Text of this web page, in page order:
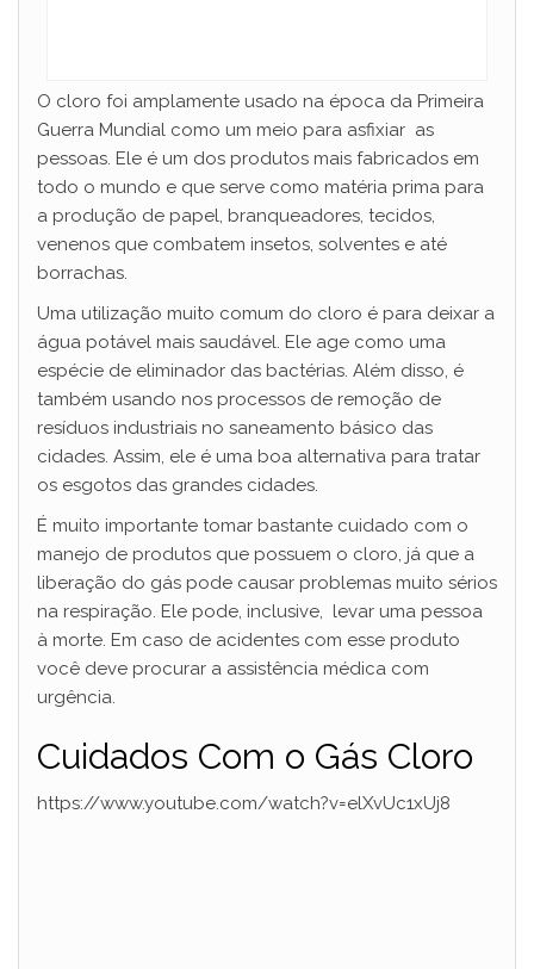
O cloro foi amplamente usado na época da Primeira
Guerra Mundial como um meio para asfixiar as
pessoas. Ele é um dos produtos mais fabricados em
todo o mundo e que serve como matéria prima para
a produção de papel, branqueadores, tecidos,
venenos que combatem insetos, solventes e até
borrachas.
Uma utilização muito comum do cloro é para deixar a
água potável mais saudável. Ele age como uma
espécie de eliminador das bactérias. Além disso, é
também usando nos processos de remoção de
resíduos industriais no saneamento básico das
cidades. Assim, ele é uma boa alternativa para tratar
os esgotos das grandes cidades.
É muito importante tomar bastante cuidado com o
manejo de produtos que possuem o cloro, já que a
liberação do gás pode causar problemas muito sérios
na respiração. Ele pode, inclusive, levar uma pessoa
à morte. Em caso de acidentes com esse produto
você deve procurar a assistência médica com
urgência.
Cuidados Com o Gás Cloro
https://www.youtube.com/watch?v=elXvUc1xUj8